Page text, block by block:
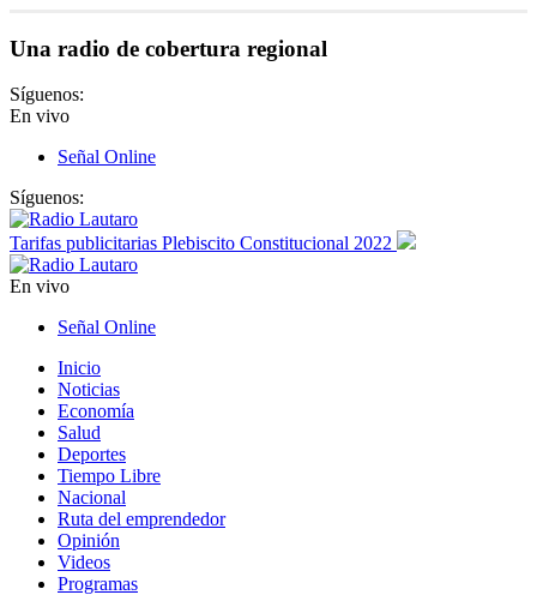
Una radio de cobertura regional
Síguenos:
En vivo
Señal Online
Síguenos:
Tarifas publicitarias Plebiscito Constitucional 2022
En vivo
Señal Online
Inicio
Noticias
Economía
Salud
Deportes
Tiempo Libre
Nacional
Ruta del emprendedor
Opinión
Videos
Programas